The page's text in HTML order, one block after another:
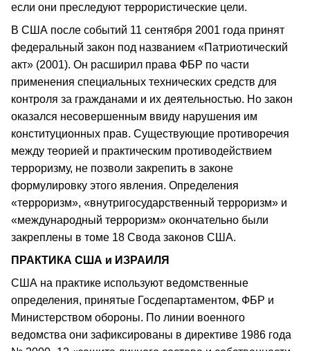
если они преследуют террористические цели.
В США после событий 11 сентября 2001 года принят
федеральный закон под названием «Патриотический
акт» (2001). Он расширил права ФБР по части
применения специальных технических средств для
контроля за гражданами и их деятельностью. Но закон
оказался несовершенным ввиду нарушения им
конституционных прав. Существующие противоречия
между теорией и практическим противодействием
терроризму, не позволи закрепить в законе
формулировку этого явления. Определения
«терроризм», «внутригосударственный терроризм» и
«международный терроризм» окончательно были
закреплены в томе 18 Свода законов США.
ПРАКТИКА США и ИЗРАИЛЯ
США на практике используют ведомственные
определения, принятые Госдепартаментом, ФБР и
Министерством обороны. По линии военного
ведомства они зафиксированы в директиве 1986 года